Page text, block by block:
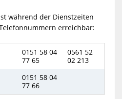
während der Dienstzeiten
erreichbar:
0151 58 04
77 65
0561 52
02 213
0151 58 04
77 66